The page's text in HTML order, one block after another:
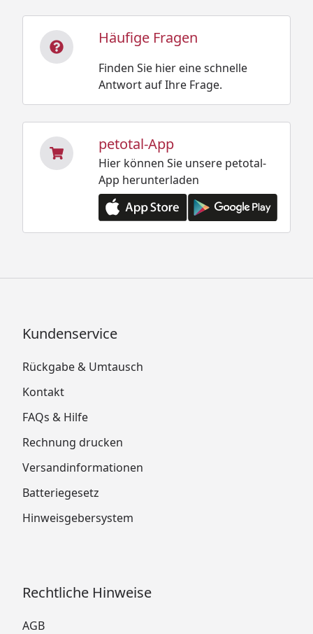
Häufige Fragen
Finden Sie hier eine schnelle
Antwort auf Ihre Frage.
petotal-App
Hier können Sie unsere petotal-
App herunterladen
Kundenservice
Rückgabe & Umtausch
Kontakt
FAQs & Hilfe
Rechnung drucken
Versandinformationen
Batteriegesetz
Hinweisgebersystem
Rechtliche Hinweise
AGB